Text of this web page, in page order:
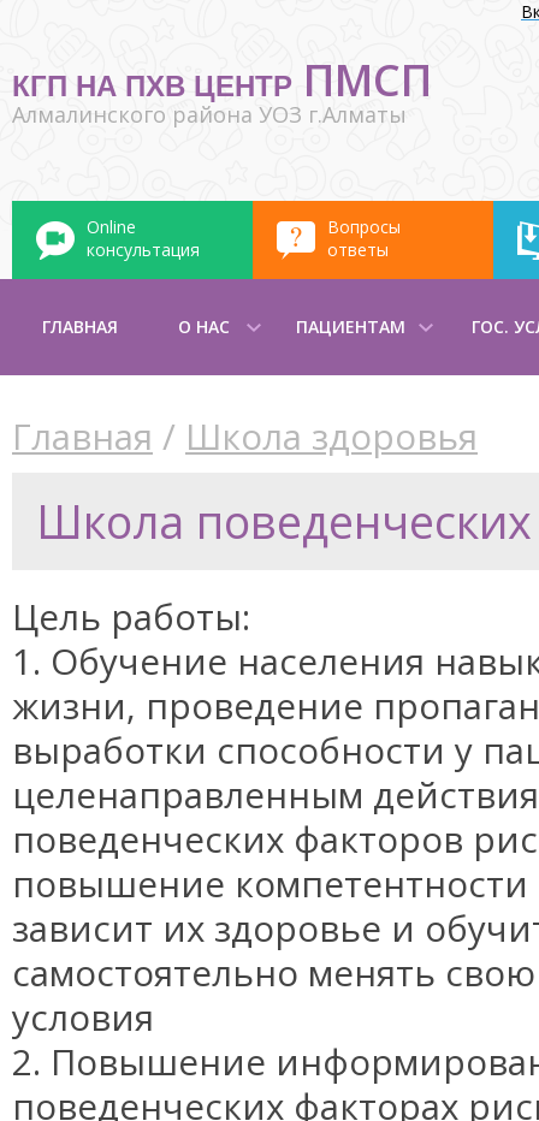
КГП НА ПХВ ЦЕНТР ПМСП
Алмалинского района УОЗ г.Алматы
Online
консультация
Вопросы
ответы
ГЛАВНАЯ О НАС ПАЦИЕНТАМ ГОС.
Главная / Школа здоровья
Школа
Цель работы:
1. Обучение населения
жизни, проведение
выработки способности у
целенаправленным
поведенческих факторов
повышение компетентности
зависит их здоровье и
самостоятельно менять
условия
2. Повышение
поведенческих факторах